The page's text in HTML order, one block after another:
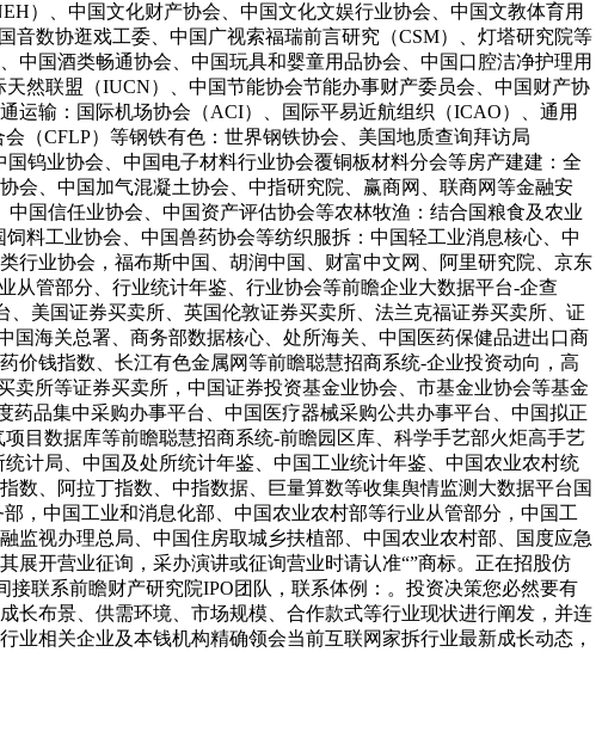
）、中国文化财产协会、中国文化文娱行业协会、中国文教体育用
数协逛戏工委、中国广视索福瑞前言研究（CSM）、灯塔研究院等
国酒类畅通协会、中国玩具和婴童用品协会、中国口腔洁净护理用
然联盟（IUCN）、中国节能协会节能办事财产委员会、中国财产协
运输：国际机场协会（ACI）、国际平易近航组织（ICAO）、通用
（CFLP）等钢铁有色：世界钢铁协会、美国地质查询拜访局
钨业协会、中国电子材料行业协会覆铜板材料分会等房产建建：全
会、中国加气混凝土协会、中指研究院、赢商网、联商网等金融安
国信任业协会、中国资产评估协会等农林牧渔：结合国粮食及农业
料工业协会、中国兽药协会等纺织服拆：中国轻工业消息核心、中
行业协会，福布斯中国、胡润中国、财富中文网、阿里研究院、京东
从管部分、行业统计年鉴、行业协会等前瞻企业大数据平台-企查
美国证券买卖所、英国伦敦证券买卖所、法兰克福证券买卖所、证
海关总署、商务部数据核心、处所海关、中国医药保健品进出口商
价钱指数、长江有色金属网等前瞻聪慧招商系统-企业投资动向，高
所等证券买卖所，中国证券投资基金业协会、市基金业协会等基金
品集中采购办事平台、中国医疗器械采购公共办事平台、中国拟正
目数据库等前瞻聪慧招商系统-前瞻园区库、科学手艺部火炬高手艺
计局、中国及处所统计年鉴、中国工业统计年鉴、中国农业农村统
数、阿拉丁指数、中指数据、巨量算数等收集舆情监测大数据平台国
，中国工业和消息化部、中国农业农村部等行业从管部分，中国工
监视办理总局、中国住房取城乡扶植部、中国农业农村部、国度应急
开营业征询，采办演讲或征询营业时请认准“”商标。正在招股仿
联系前瞻财产研究院IPO团队，联系体例：。投资决策您必然要有
布景、供需环境、市场规模、合作款式等行业现状进行阐发，并连
相关企业及本钱机构精确领会当前互联网家拆行业最新成长动态，